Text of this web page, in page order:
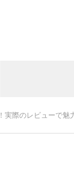
実際のレビューで魅